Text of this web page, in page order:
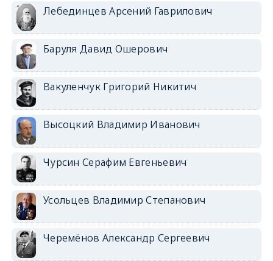
Лебединцев Арсений Гаврилович
Баруля Давид Ошерович
Вакуленчук Григорий Никитич
Высоцкий Владимир Иванович
Чурсин Серафим Евгеньевич
Усольцев Владимир Степанович
Черемёнов Александр Сергеевич